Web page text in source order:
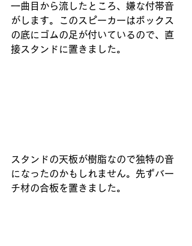
一曲目から流したところ、嫌な付帯音
がします。このスピーカーはボックス
の底にゴムの足が付いているので、直
接スタンドに置きました。
スタンドの天板が樹脂なので独特の音
になったのかもしれません。先ずバー
チ材の合板を置きました。